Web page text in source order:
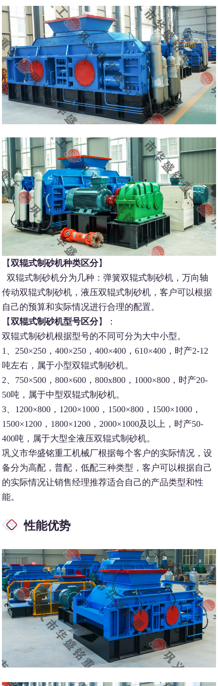
【双辊式制砂机种类区分】
双辊式制砂机分为几种：弹簧双辊式制砂机，万向轴
传动双辊式制砂机，液压双辊式制砂机，客户可以根据
自己的预算和实际情况进行合理的配置。
【双辊式制砂机型号区分】：
双辊式制砂机根据型号的不同可分为大中小型。
1、250×250，400×250，400×400，610×400，时产2-12
吨左右，属于小型双辊式制砂机。
2、750×500，800×600，800x800，1000×800，时产20-
50吨，属于中型双辊式制砂机。
3、1200×800，1200×1000，1500×800，1500×1000，
1500×1200，1800×1200，2000×1000及以上，时产50-
400吨，属于大型全液压双辊式制砂机。
巩义市华盛铭重工机械厂根据每个客户的实际情况，设
备分为高配，普配，低配三种类型，客户可以根据自己
的实际情况让销售经理推荐适合自己的产品类型和性
能。
性能优势